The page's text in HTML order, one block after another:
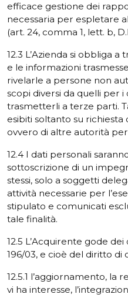
efficace gestione dei
necessaria per espletare
(art. 24, comma 1, lett. b,
12.3 L’Azienda si obbliga
e le informazioni
rivelarle a persone non
scopi diversi da quelli per i
trasmetterli a terze parti.
esibiti soltanto su richiesta
ovvero di altre autorità
12.4 I dati personali
sottoscrizione di un
stessi, solo a soggetti
attività necessarie per
stipulato e comunicati
tale finalità.
12.5 L’Acquirente gode dei
196/03, e cioè del diritto di
12.5.1 l’aggiornamento, la
vi ha interesse,